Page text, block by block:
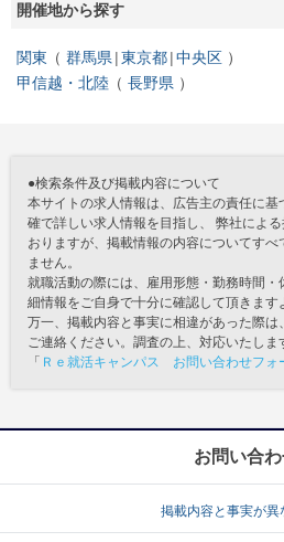
開催地から探す
関東 群馬県 東京都 中央区
甲信越・北陸
長野県
●検索条件及び掲載内容について
本サイトの求人情報は、広告主の責任に
確で詳しい求人情報を目指し、 弊社によ
おりますが、掲載情報の内容についてすべ
ません。
就職活動の際には、雇用形態・勤務時間
細情報をご自身で十分に確認して頂きます
万一、掲載内容と事実に相違があった際は
ご連絡ください。調査の上、対応いたしま
「 Ｒｅ就活キャンパス お問い合わせフォ
お問い合
掲載内容と事実が異